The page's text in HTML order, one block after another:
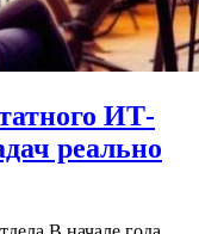
ИТ-
реально